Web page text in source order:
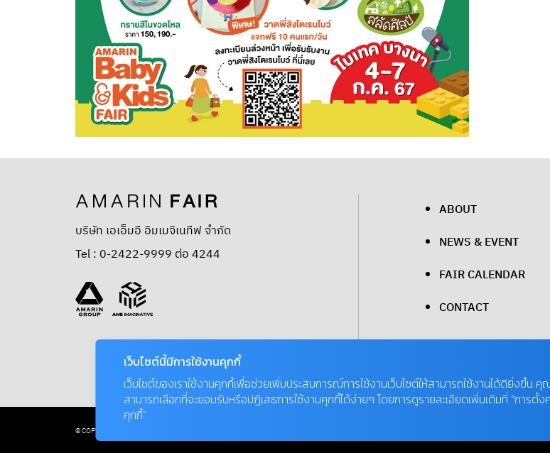
บริษัท เอเอ็มอี อิมเมจิเนทีฟ จำกัด
Tel : 0-2422-9999 ต่อ 4244
ABOUT
NEWS & EVENT
FAIR CALENDAR
CONTACT
© COPYRIGHT 2026 AME IMAGINATIVE COMPANY LIMITED
เว็บไซต์นี้มีการใช้งานคุกกี้
เว็บไซต์ของเราใช้งานคุกกี้เพื่อช่วยเพิ่มประสบการณ์การใช้งานเว็บไซต์ให้สามารถใช้งานได้ดียิ่งขึ้น คุ
สามารถเลือกที่จะยอมรับหรือปฏิเสธการใช้งานคุกกี้ได้ง่ายๆ โดยการดูรายละเอียดเพิ่มเติมที่ “การตั้ง
คุกกี้”